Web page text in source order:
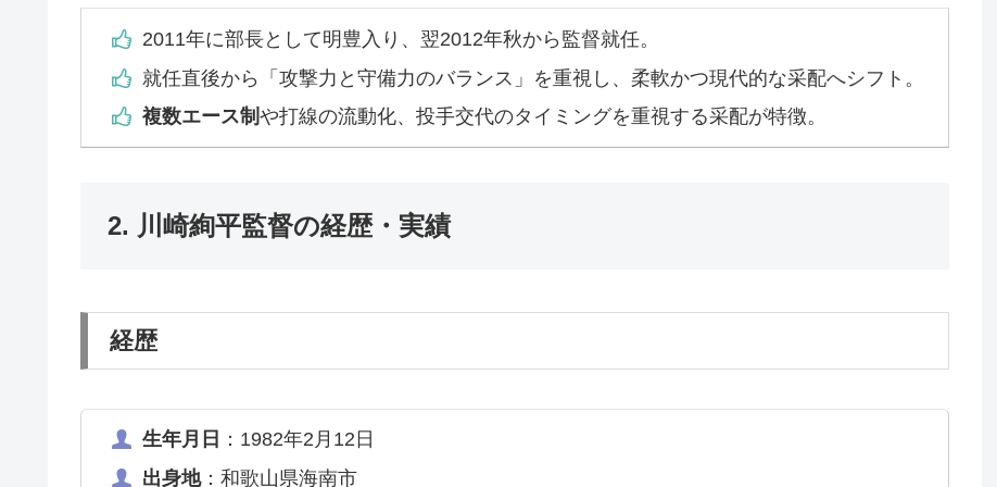
2011年に部長として明豊入り、翌2012年秋から監督就任。
就任直後から「攻撃力と守備力のバランス」を重視し、柔軟かつ現代的な采配へシフト。
複数エース制や打線の流動化、投手交代のタイミングを重視する采配が特徴。
2. 川崎絢平監督の経歴・実績
経歴
生年月日 ：1982年2月12日
出身地：和歌山県海南市